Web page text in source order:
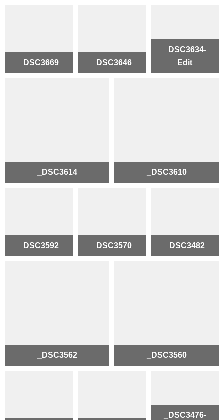
_DSC3669 _DSC3646
_DSC3634-
Edit
_DSC3614 _DSC3610
_DSC3592 _DSC3570 _DSC3482
_DSC3562 _DSC3560
_DSC3476-